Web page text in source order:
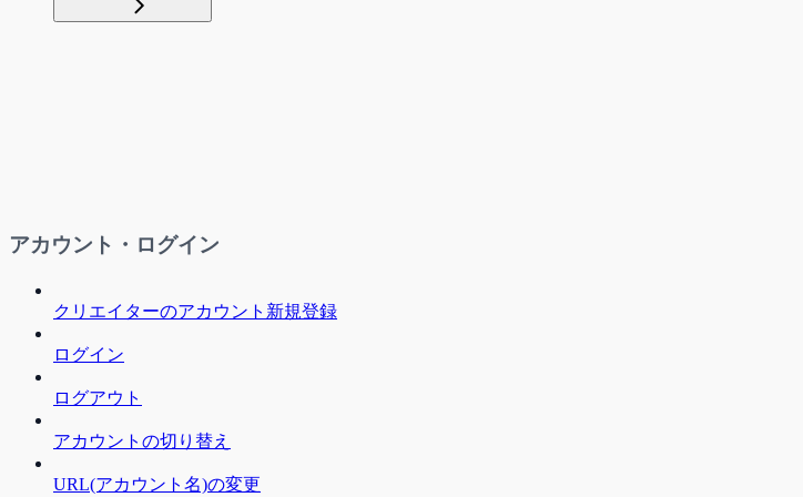
アカウント・ログイン
クリエイターのアカウント新規登録
ログイン
ログアウト
アカウントの切り替え
URL(アカウント名)の変更